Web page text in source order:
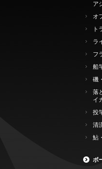
ア
オ
ト
ラ
フ
船
磯
落
イ
投
清
鮎
ボ